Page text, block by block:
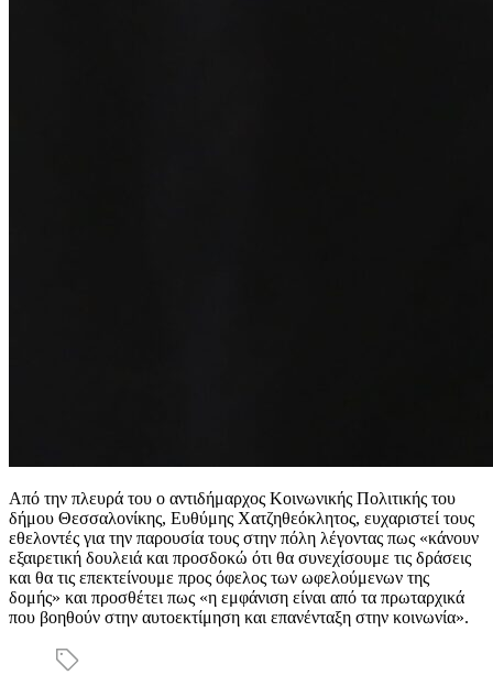
Από την πλευρά του ο αντιδήμαρχος Κοινωνικής Πολιτικής του
δήμου Θεσσαλονίκης, Ευθύμης Χατζηθεόκλητος, ευχαριστεί τους
εθελοντές για την παρουσία τους στην πόλη λέγοντας πως «κάνουν
εξαιρετική δουλειά και προσδοκώ ότι θα συνεχίσουμε τις δράσεις
και θα τις επεκτείνουμε προς όφελος των ωφελούμενων της
δομής» και προσθέτει πως «η εμφάνιση είναι από τα πρωταρχικά
που βοηθούν στην αυτοεκτίμηση και επανένταξη στην κοινωνία».